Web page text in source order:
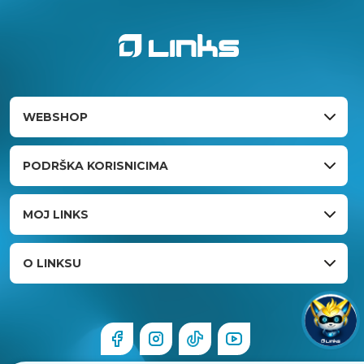
WEBSHOP
PODRŠKA KORISNICIMA
MOJ LINKS
O LINKSU